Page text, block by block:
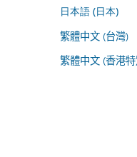
日本語 (日本)
繁體中文 (台灣)
繁體中文 (香港